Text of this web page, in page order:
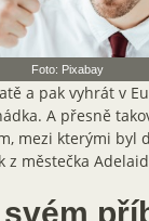
Foto: Pixabay
a pak vyhrát v
A přesně
mezi kterými byl
z městečka
svém